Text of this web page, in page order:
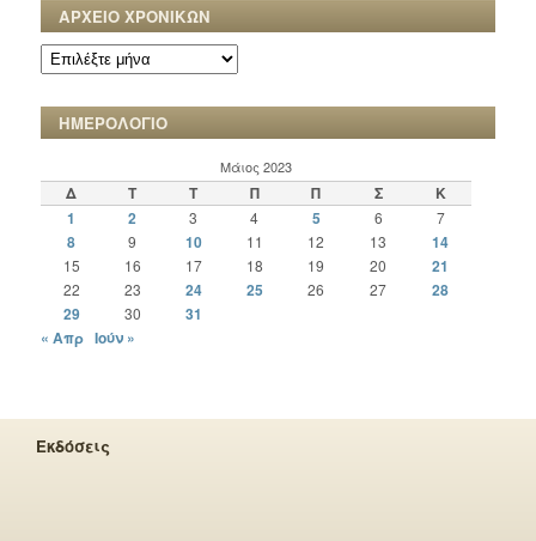
ΑΡΧΕΙΟ ΧΡΟΝΙΚΩΝ
ΑΡΧΕΙΟ
ΧΡΟΝΙΚΩΝ
ΗΜΕΡΟΛΟΓΙΟ
Μάιος 2023
Δ Τ Τ Π Π Σ
Κ
1
2 3 4 5 6 7
8 9 10 11 12 13 14
15 16 17 18 19 20 21
22 23 24 25 26 27
28
29
30
31
« Απρ Ιούν »
Εκδόσεις